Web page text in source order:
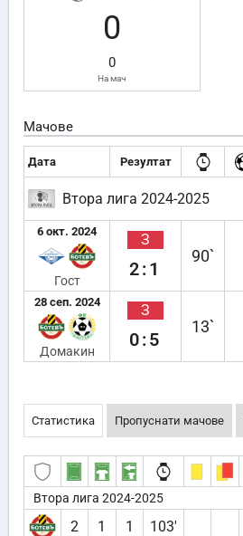
0
0
На мач
Мачове
Дата Резултат
Втора лига 2024-2025
6 окт. 2024
Гост
З
2:1
90`
28 сеп. 2024
Домакин
З
0:5
13`
Статистика Пропуснати мачове
Втора лига 2024-2025
2 1 1 103′